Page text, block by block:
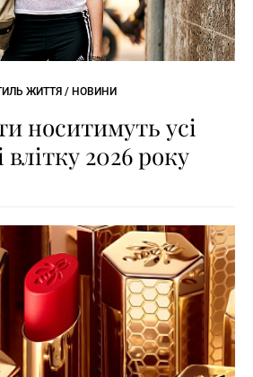
ЖИТТЯ / НОВИНИ
носитимуть усі
2026 року